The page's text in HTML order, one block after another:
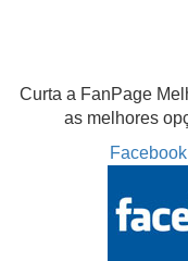
Curta a FanPage
as melhores